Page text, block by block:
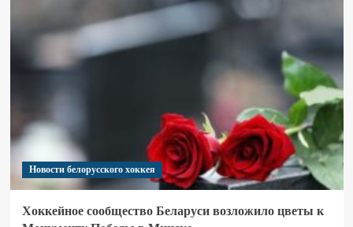
Новости белорусского хоккея
Хоккейное сообщество Беларуси возложило цветы к